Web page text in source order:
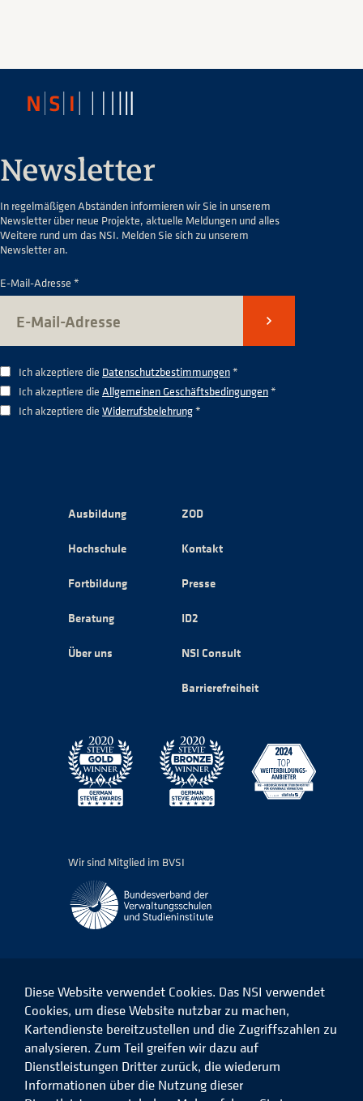
Newsletter
In regelmäßigen Abständen informieren wir Sie in unserem
Newsletter über neue Projekte, aktuelle Meldungen und alles
Weitere rund um das NSI. Melden Sie sich zu unserem
Newsletter an.
E-Mail-Adresse *
Senden
Ich akzeptiere die Datenschutzbestimmungen*
Ich akzeptiere die Allgemeinen Geschäftsbedingungen*
Ich akzeptiere die Widerrufsbelehrung*
Ausbildung
Hochschule
Fortbildung
Beratung
Über uns
ZOD
Kontakt
Presse
ID2
NSI Consult
Barrierefreiheit
Wir sind Mitglied im BVSI
Das
NSI
Facebook
Das
NSI
auf
LinkedIn
Das
NSI
auf
Instagram
Das
Xing
Diese Website verwendet Cookies. Das NSI verwendet
Cookies, um diese Website nutzbar zu machen,
Kartendienste bereitzustellen und die Zugriffszahlen zu
analysieren. Zum Teil greifen wir dazu auf
Dienstleistungen Dritter zurück, die wiederum
Informationen über die Nutzung dieser